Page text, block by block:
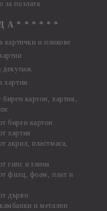
за позлата
А * * * * * *
картички и пликове
декупаж
хартии
бирен картон, хартия,
бирен картон
хартия
акрил, пластмаса,
гипс и глина
филц, фоам, плат и
дърво
и метални